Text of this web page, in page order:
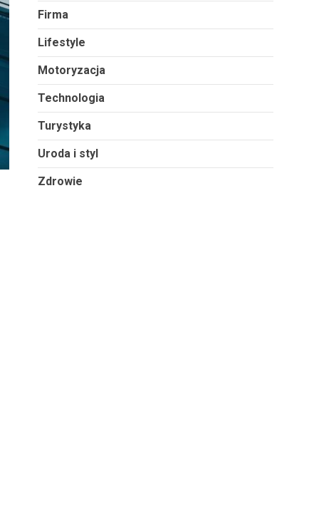
Firma
Lifestyle
Motoryzacja
Technologia
Turystyka
Uroda i styl
Zdrowie